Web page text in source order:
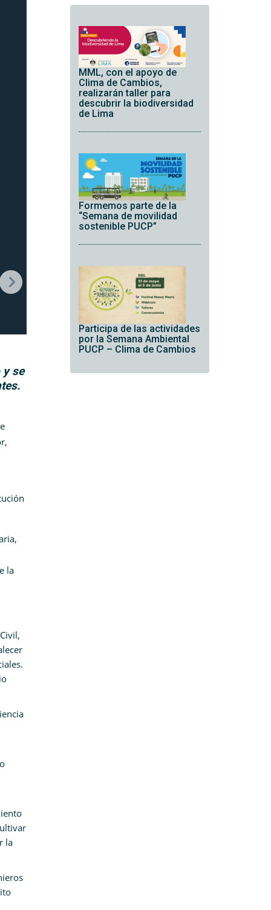
y se
la
la
MML, con el apoyo de
Clima de Cambios,
realizarán taller para
descubrir la biodiversidad
de Lima
Formemos parte de la
“Semana de movilidad
sostenible PUCP”
Participa de las actividades
por la Semana Ambiental
PUCP – Clima de Cambios